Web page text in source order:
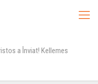
a Înviat! Kellemes